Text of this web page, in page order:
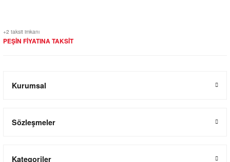
+2 taksit imkanı
PEŞİN FİYATINA TAKSİT
Kurumsal
Sözleşmeler
Kategoriler